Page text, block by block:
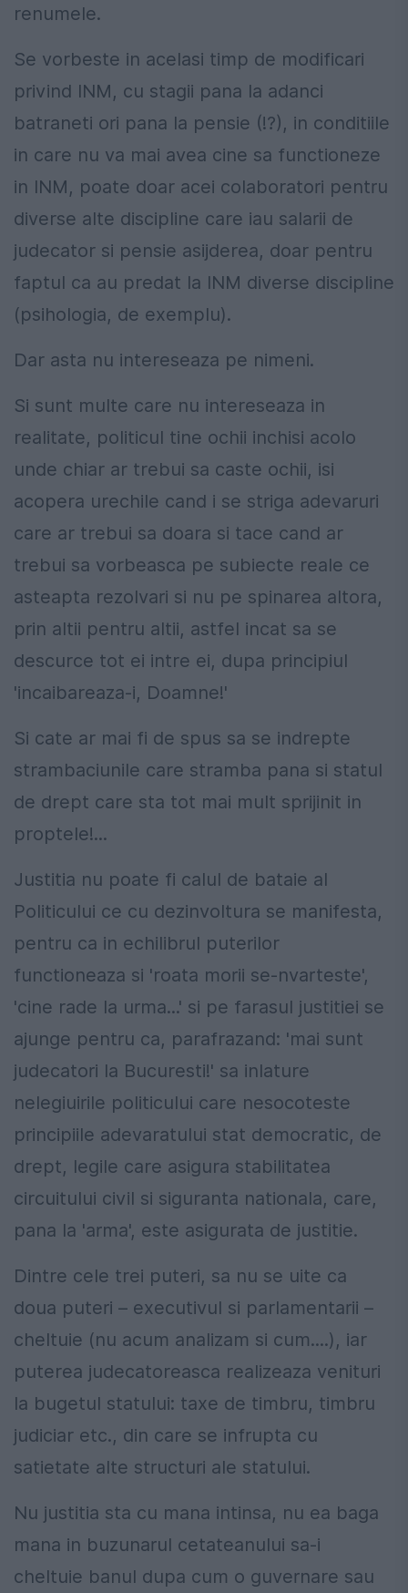
renumele.
Se vorbeste in acelasi timp de modificari
privind INM, cu stagii pana la adanci
batraneti ori pana la pensie (!?), in conditiile
in care nu va mai avea cine sa functioneze
in INM, poate doar acei colaboratori pentru
diverse alte discipline care iau salarii de
judecator si pensie asijderea, doar pentru
faptul ca au predat la INM diverse discipline
(psihologia, de exemplu).
Dar asta nu intereseaza pe nimeni.
Si sunt multe care nu intereseaza in
realitate, politicul tine ochii inchisi acolo
unde chiar ar trebui sa caste ochii, isi
acopera urechile cand i se striga adevaruri
care ar trebui sa doara si tace cand ar
trebui sa vorbeasca pe subiecte reale ce
asteapta rezolvari si nu pe spinarea altora,
prin altii pentru altii, astfel incat sa se
descurce tot ei intre ei, dupa principiul
'incaibareaza-i, Doamne!'
Si cate ar mai fi de spus sa se indrepte
strambaciunile care stramba pana si statul
de drept care sta tot mai mult sprijinit in
proptele!...
Justitia nu poate fi calul de bataie al
Politicului ce cu dezinvoltura se manifesta,
pentru ca in echilibrul puterilor
functioneaza si 'roata morii se-nvarteste',
'cine rade la urma...' si pe farasul justitiei se
ajunge pentru ca, parafrazand: 'mai sunt
judecatori la Bucuresti!' sa inlature
nelegiuirile politicului care nesocoteste
principiile adevaratului stat democratic, de
drept, legile care asigura stabilitatea
circuitului civil si siguranta nationala, care,
pana la 'arma', este asigurata de justitie.
Dintre cele trei puteri, sa nu se uite ca
doua puteri – executivul si parlamentarii –
cheltuie (nu acum analizam si cum....), iar
puterea judecatoreasca realizeaza venituri
la bugetul statului: taxe de timbru, timbru
judiciar etc., din care se infrupta cu
satietate alte structuri ale statului.
Nu justitia sta cu mana intinsa, nu ea baga
mana in buzunarul cetateanului sa-i
cheltuie banul dupa cum o guvernare sau